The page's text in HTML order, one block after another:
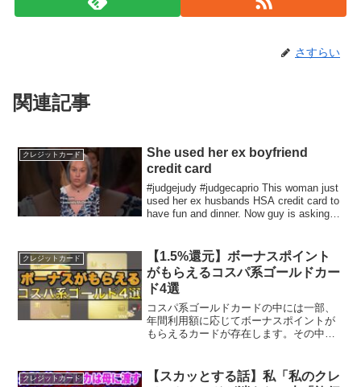
さすらい
関連記事
クレジットカード
She used her ex boyfriend
credit card
#judgejudy #judgecaprio This woman just
used her ex husbands HSA credit card to
have fun and dinner. Now guy is asking
クレジットカード
【1.5%還元】ボーナスポイント
がもらえるコスパ系ゴールドカー
ド4選
コスパ系ゴールドカードの中には一部、
年間利用額に応じてボーナスポイントが
もらえるカードが存在します。その中で
ました。メインカードはもちろんサブカ
クレジットカード
【スカッとする話】私「私のクレ